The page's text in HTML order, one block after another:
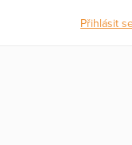
Přihlásit